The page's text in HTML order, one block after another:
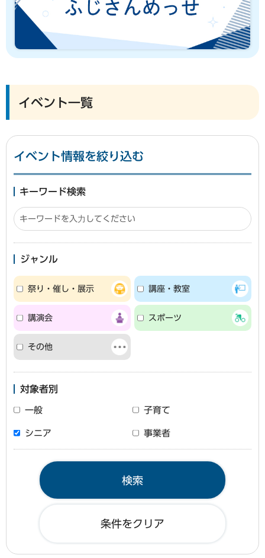
イベント一覧
イベント情報を絞り込む
キーワード検索
ジャンル
祭り・催し・展示 講座・教室
講演会 スポーツ
その他
対象者別
一般 子育て
シニア 事業者
条件をクリア